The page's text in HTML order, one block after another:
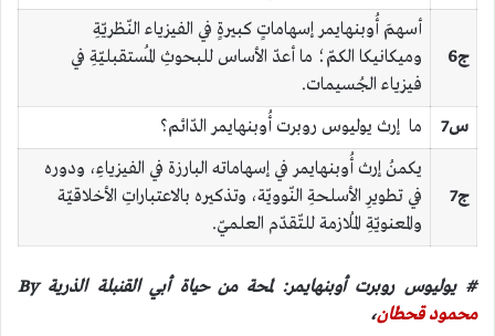
ج6
أسهمَ أُوبنهايمر إسهاماتٍ كبيرةٍ في الفيزياء النّظريّةِ
وميكانيكا الكمّ؛ ما أعدّ الأساس للبحوثِ المُستقبليّةِ في
فيزياء الجُسيمات.
س7
ما إرث يوليوس روبرت أُوبنهايمر الدّائم؟
ج7
يكمنُ إرث أُوبنهايمر في إسهاماته البارزة في الفيزياءِ، ودوره
في تطويرِ الأسلحةِ النّوويّة، وتذكيره بالاعتباراتِ الأخلاقيّة
والمعنويّةِ المُلازمة للتّقدّم العلميّ.
# يوليوس روبرت أوبنهايمر: لمحة من حياة أبي القنبلة الذرية By
محمود قحطان،